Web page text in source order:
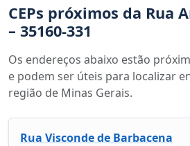
CEPs próximos da Rua
– 35160-331
Os endereços abaixo estão
e podem ser úteis para localizar
região de Minas Gerais.
Rua Visconde de Barbacena